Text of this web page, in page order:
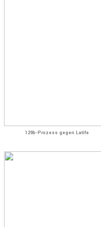
129b-Prozess gegen Latife